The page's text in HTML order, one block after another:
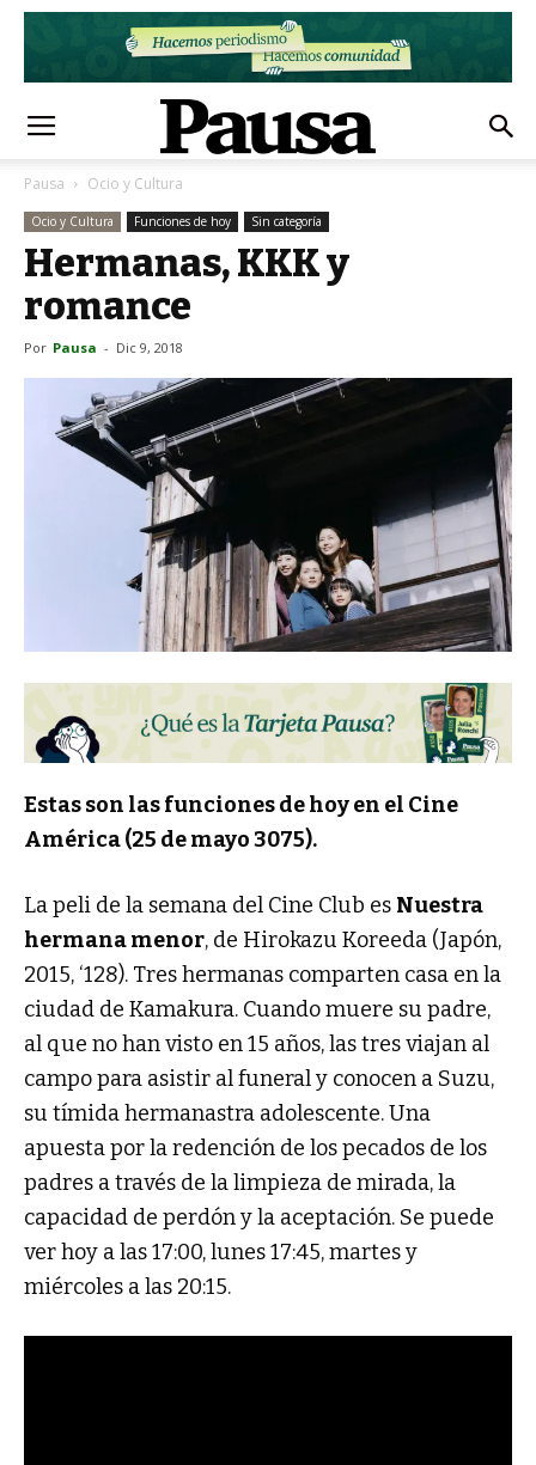
Pausa Ocio y Cultura
Ocio y Cultura Funciones de hoy Sin categoría
Hermanas, KKK y
romance
Por Pausa - Dic 9, 2018
Estas son las funciones de hoy en el Cine
América (25 de mayo 3075).
La peli de la semana del Cine Club es Nuestra
hermana menor, de Hirokazu Koreeda (Japón,
2015, ‘128). Tres hermanas comparten casa en la
ciudad de Kamakura. Cuando muere su padre,
al que no han visto en 15 años, las tres viajan al
campo para asistir al funeral y conocen a Suzu,
su tímida hermanastra adolescente. Una
apuesta por la redención de los pecados de los
padres a través de la limpieza de mirada, la
capacidad de perdón y la aceptación. Se puede
ver hoy a las 17:00, lunes 17:45, martes y
miércoles a las 20:15.